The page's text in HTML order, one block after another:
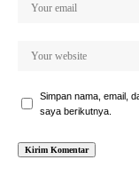
Simpan nama, email,
saya berikutnya.